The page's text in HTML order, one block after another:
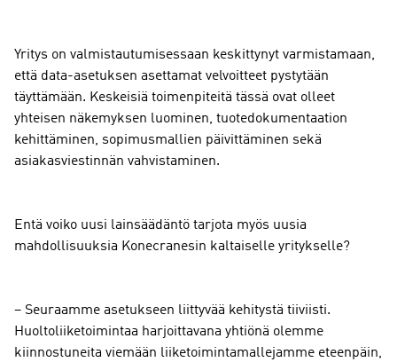
Yritys on valmistautumisessaan keskittynyt varmistamaan,
että data-asetuksen asettamat velvoitteet pystytään
täyttämään. Keskeisiä toimenpiteitä tässä ovat olleet
yhteisen näkemyksen luominen, tuotedokumentaation
kehittäminen, sopimusmallien päivittäminen sekä
asiakasviestinnän vahvistaminen.
Entä voiko uusi lainsäädäntö tarjota myös uusia
mahdollisuuksia Konecranesin kaltaiselle yritykselle?
– Seuraamme asetukseen liittyvää kehitystä tiiviisti.
Huoltoliiketoimintaa harjoittavana yhtiönä olemme
kiinnostuneita viemään liiketoimintamallejamme eteenpäin,